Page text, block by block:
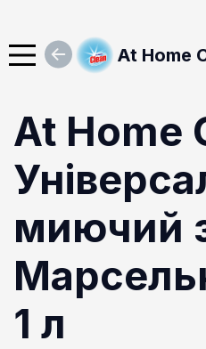
At Home
At Home
миючий
1 л